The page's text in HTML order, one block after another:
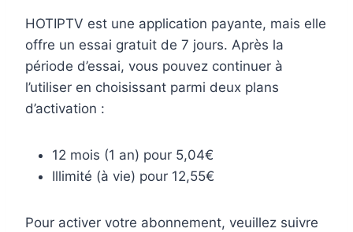
HOTIPTV est une application payante, mais elle
offre un essai gratuit de 7 jours. Après la
période d’essai, vous pouvez continuer à
l’utiliser en choisissant parmi deux plans
d’activation :
12 mois (1 an) pour 5,04€
Illimité (à vie) pour 12,55€
Pour activer votre abonnement, veuillez suivre